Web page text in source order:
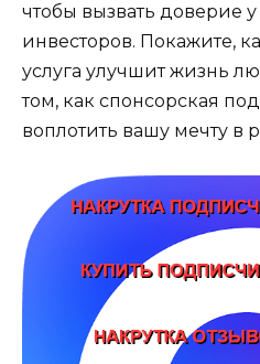
чтобы вызвать доверие
инвесторов. Покажите,
услуга улучшит жизнь
том, как спонсорская
воплотить вашу мечту в